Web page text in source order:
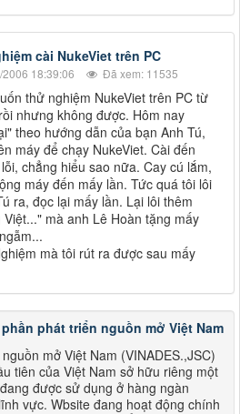
cài NukeViet trên PC
2006 18:39:06 Đã xem: 11535
thử nghiệm NukeViet trên PC từ
nhưng không được. Hôm nay
theo hướng dẫn của bạn Anh Tú,
máy để chạy NukeViet. Cài đến
chẳng hiểu sao nữa. Cay cú lắm,
máy đến mấy lần. Tức quá tôi lôi
ra, đọc lại mấy lần. Lại lôi thêm
mà anh Lê Hoàn tặng mấy
mà tôi rút ra được sau mấy
phát triển nguồn mở Việt Nam
mở Việt Nam (VINADES.,JSC)
tiên của Việt Nam sở hữu riêng một
được sử dụng ở hàng ngàn
vực. Wbsite đang hoạt động chính